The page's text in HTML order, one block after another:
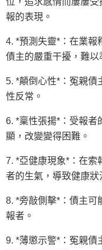
報的表現。
4. *預測失靈*：在業報
債主的嚴重干擾，難以
5. *顛倒心性*：冤親債
性反常。
6. *稟性張揚*：受報者
顯，改變變得困難。
7. *亞健康現象*：在索
者的生氣，導致健康狀
8. *旁敲側擊*：債主可
報者。
9. *薄懲示警*：冤親債